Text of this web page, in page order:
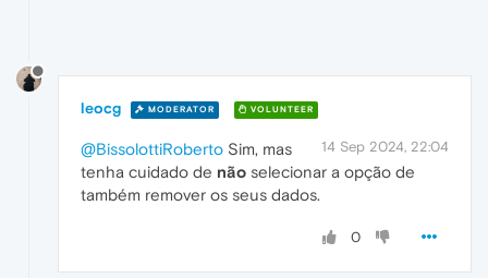
leocg MODERATOR VOLUNTEER
14 Sep 2024, 22:04
@BissolottiRoberto Sim, mas
tenha cuidado de não selecionar a opção de
também remover os seus dados.
0